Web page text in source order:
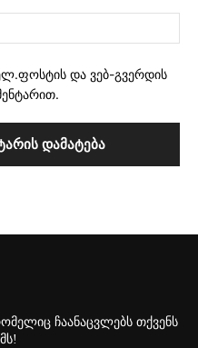
და ვებ-გვერდის
ჩაანაცვლებს თქვენს